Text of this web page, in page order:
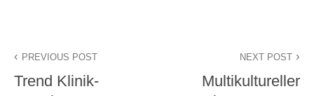
PREVIOUS POST
Trend Klinik-
NEXT POST
Multikultureller